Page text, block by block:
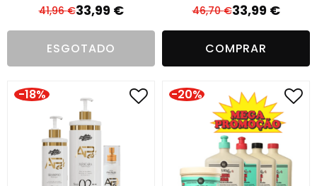
41,96€ O
preço
original
era:
33,99 €
O
preço
atual
é:
ESGOTADO
46,70€ O
preço
original
era:
33,99 €
O
preço
atual
é:
COMPRAR
-18% -20%